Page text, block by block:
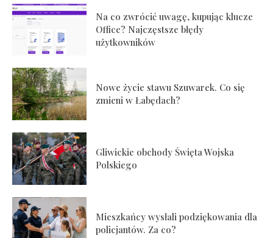
Na co zwrócić uwagę, kupując klucze
Office? Najczęstsze błędy
użytkowników
Nowe życie stawu Szuwarek. Co się
zmieni w Łabędach?
Gliwickie obchody Święta Wojska
Polskiego
Mieszkańcy wysłali podziękowania dla
policjantów. Za co?